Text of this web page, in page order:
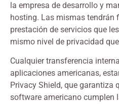
la empresa de desarrollo y
hosting. Las mismas tendrán
prestación de servicios que
mismo nivel de privacidad
Cualquier transferencia
aplicaciones americanas,
Privacy Shield, que garantiza
software americano cumplen